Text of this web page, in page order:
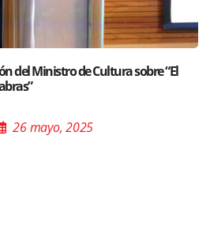
del Ministro de Cultura sobre “El
26 mayo, 2025